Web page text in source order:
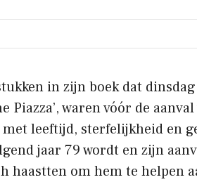
in zijn boek dat dinsdag
Piazza’, waren vóór de
leeftijd, sterfelijkheid en
jaar 79 wordt en zijn
haastten om hem te helpen